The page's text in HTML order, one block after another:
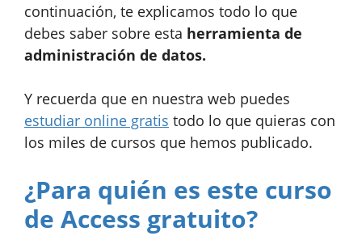
continuación, te explicamos todo lo que
debes saber sobre esta herramienta de
administración de datos.
Y recuerda que en nuestra web puedes
estudiar online gratis todo lo que quieras con
los miles de cursos que hemos publicado.
¿Para quién es este curso
de Access gratuito?